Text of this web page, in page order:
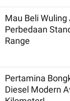
Mau Beli Wuling
Perbedaan
Range
Pertamina
Diesel Modern